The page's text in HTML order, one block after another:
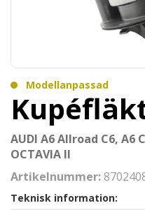
Modellanpassad
AUDI A6 Allroad C6, A6
OCTAVIA II
Artikelnummer:
Teknisk information: